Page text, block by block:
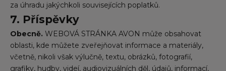
za úhradu jakýchkoli souvisejících poplatků.
7. Příspěvky
Obecně. WEBOVÁ STRÁNKA AVON může obsahovat
oblasti, kde můžete zveřejňovat informace a materiály,
včetně, nikoli však výlučně, textu, obrázků, fotografií,
grafiky, hudby, videí, audiovizuálních děl, údajů, informací,